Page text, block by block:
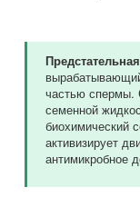
частью спермы.
семенной
биохимический
активизирует
антимикробное